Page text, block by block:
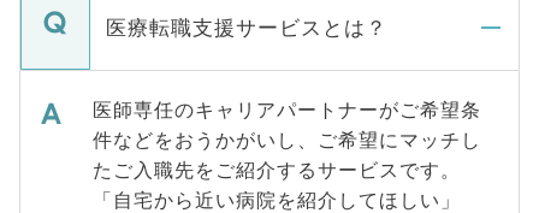
医療転職支援サービスとは？
医師専任のキャリアパートナーがご希望条
件などをおうかがいし、ご希望にマッチし
たご入職先をご紹介するサービスです。
「自宅から近い病院を紹介してほしい」